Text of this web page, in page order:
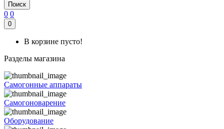
Поиск
0 0
0
В корзине пусто!
Разделы магазина
Самогонные аппараты
Самогоноварение
Оборудование